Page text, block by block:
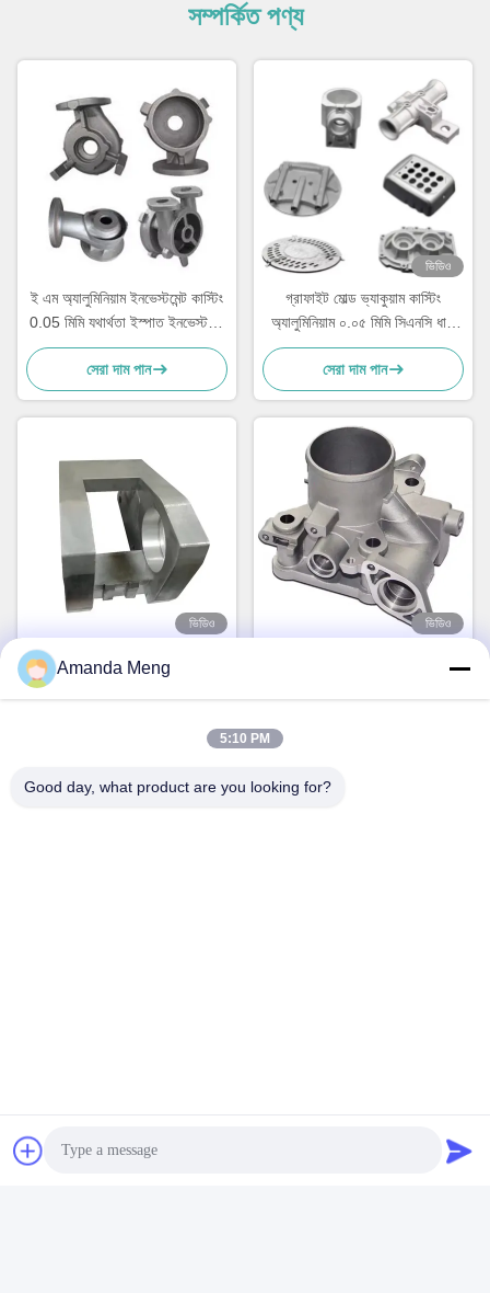
সম্পর্কিত পণ্য
ই এম অ্যালুমিনিয়াম ইনভেস্টমেন্ট কাস্টিং
0.05 মিমি যথার্থতা ইস্পাত ইনভেস্টমেন্ট
কাস্টিং
সেরা দাম পান
ভিডিও
গ্রাফাইট মোল্ড ভ্যাকুয়াম কাস্টিং
অ্যালুমিনিয়াম ০.০৫ মিমি সিএনসি ধাতু
যন্ত্রাংশ
সেরা দাম পান
ভিডিও
OEM অ্যালুমিনিয়াম খাদ ADC12
ডাই কাস্টিং পার্টস ক্যাবিনেট
ম্যাগনেসিয়াম খাদ ডাই কাস্টিং
ভিডিও
Amanda Meng
5:10 PM
Good day, what product are you looking for?